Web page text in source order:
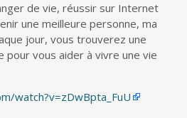
de vie, réussir sur Internet
une meilleure personne, ma
jour, vous trouverez une
pour vous aider à vivre une vie
watch?v=zDwBpta_FuU